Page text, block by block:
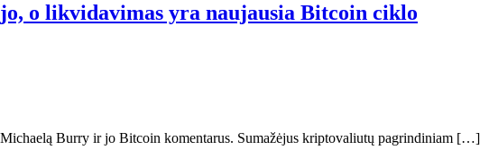
o likvidavimas yra naujausia Bitcoin ciklo
Burry ir jo Bitcoin komentarus. Sumažėjus kriptovaliutų pagrindiniam […]